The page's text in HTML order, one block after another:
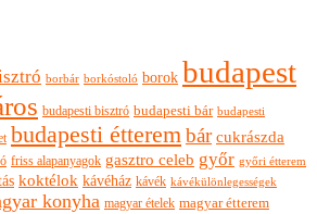
borbár borkóstoló borok budapest
budapesti bisztró budapesti bár budapesti
budapesti étterembár cukrászda
friss alapanyagok gasztro celeb győr győri étterem
koktélok kávéház kávék kávékülönlegességek
konyha magyar ételek magyar étterem